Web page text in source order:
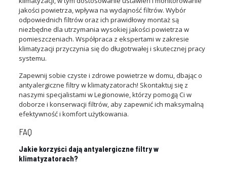
jakości powietrza, wpływa na wydajność filtrów. Wybór
odpowiednich filtrów oraz ich prawidłowy montaż są
niezbędne dla utrzymania wysokiej jakości powietrza w
pomieszczeniach. Współpraca z ekspertami w zakresie
klimatyzacji przyczynia się do długotrwałej i skutecznej pracy
systemu.
Zapewnij sobie czyste i zdrowe powietrze w domu, dbając o
antyalergiczne filtry w klimatyzatorach! Skontaktuj się z
naszymi specjalistami w Legionowie, którzy pomogą Ci w
doborze i konserwacji filtrów, aby zapewnić ich maksymalną
efektywność i komfort użytkowania.
FAQ
Jakie korzyści dają antyalergiczne filtry w
klimatyzatorach?